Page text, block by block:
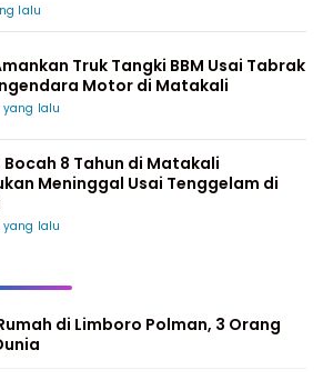
lalu
Truk Tangki BBM Usai Tabrak
Motor di Matakali
yang lalu
Bocah 8 Tahun di Matakali
Meninggal Usai Tenggelam di
yang lalu
di Limboro Polman, 3 Orang